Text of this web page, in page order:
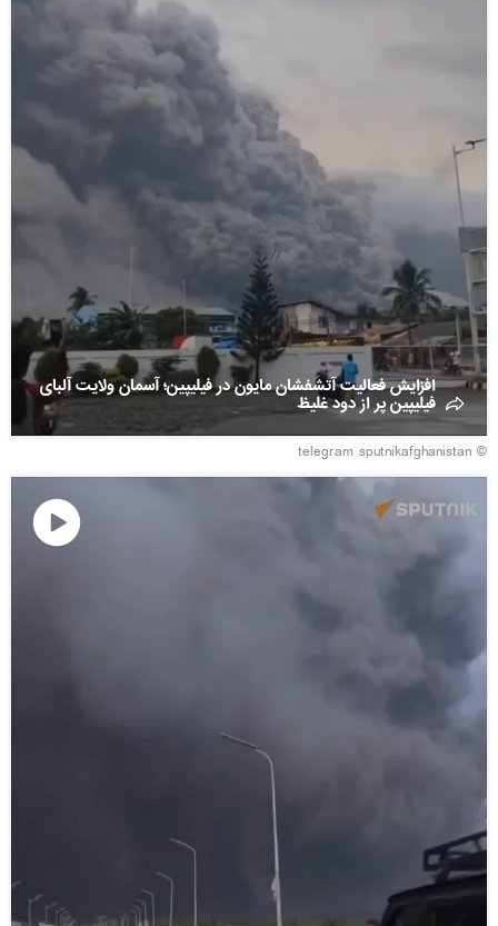
افزایش فعالیت آتشفشان مایون در فیلیپین؛ آسمان ولایت آلبای
فیلیپین پر از دود غلیظ
© telegram sputnikafghanistan